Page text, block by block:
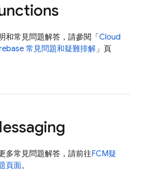
和常見問題解答，請參閱「 Cloud
常見問題和疑難排解」頁
多常見問題解答，請前往FCM疑
頁面。